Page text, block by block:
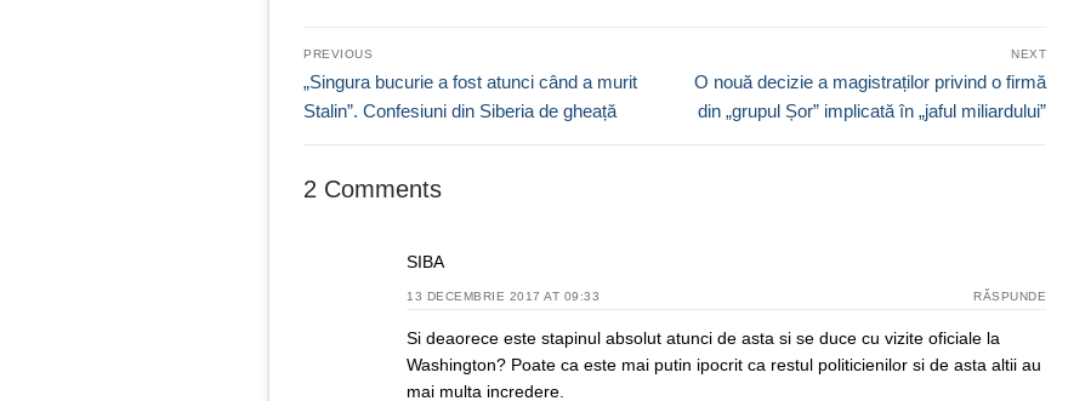
Navigare
în
articole
PREVIOUS
Previous
post:
„Singura bucurie a fost atunci când a murit
Stalin”. Confesiuni din Siberia de gheață
NEXT
Next
post:
O nouă decizie a magistraților privind o firmă
din „grupul Șor” implicată în „jaful miliardului”
2 Comments
SIBA
13 DECEMBRIE 2017 AT 09:33 RĂSPUNDE
Si deaorece este stapinul absolut atunci de asta si se duce cu vizite oficiale la
Washington? Poate ca este mai putin ipocrit ca restul politicienilor si de asta altii au
mai multa incredere.